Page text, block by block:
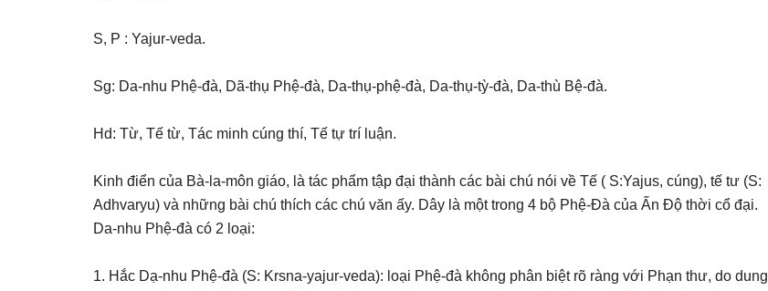
S, P : Yajur-veda.
Sg: Da-nhu Phệ-đà, Dã-thụ Phệ-đà, Da-thụ-phệ-đà, Da-thụ-tỳ-đà, Da-thù Bệ-đà.
Hd: Từ, Tế từ, Tác minh cúng thí, Tế tự trí luận.
Kinh điển của Bà-la-môn giáo, là tác phẩm tập đại thành các bài chú nói về Tế ( S:Yajus, cúng), tế tư (S:
Adhvaryu) và những bài chú thích các chú văn ấy. Dây là một trong 4 bộ Phệ-Đà của Ấn Độ thời cổ đại.
Da-nhu Phệ-đà có 2 loại:
1. Hắc Dạ-nhu Phệ-đà (S: Krsna-yajur-veda): loại Phệ-đà không phân biệt rõ ràng với Phạn thư, do dung